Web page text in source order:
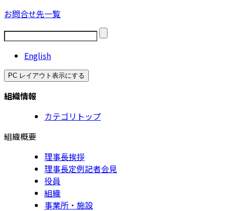
お問合せ先一覧
English
PC レイアウト表示にする
組織情報
カテゴリトップ
組織概要
理事長挨拶
理事長定例記者会見
役員
組織
事業所・施設